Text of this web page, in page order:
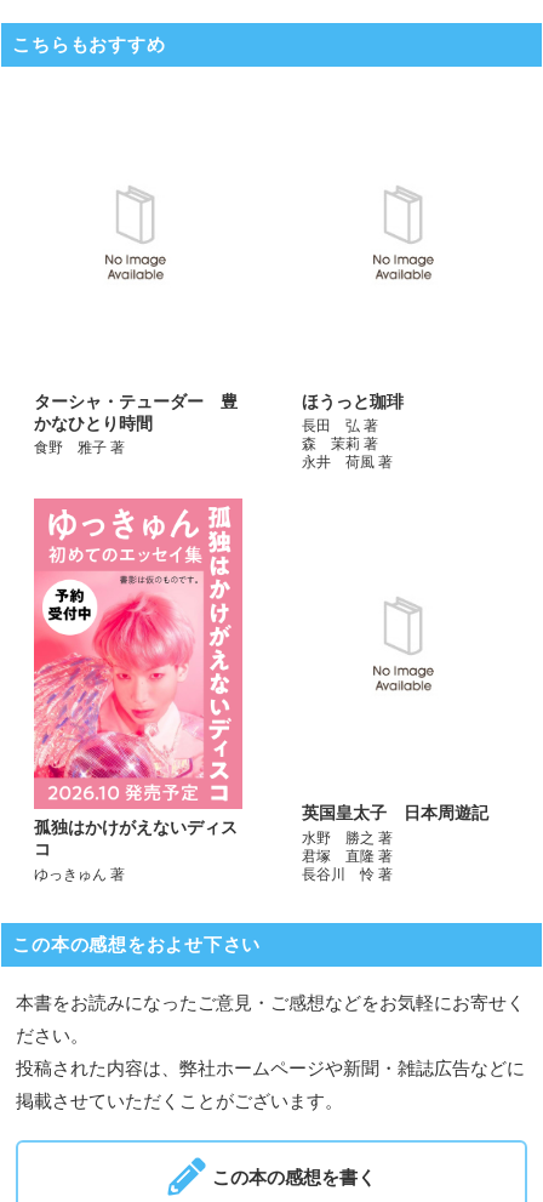
こちらもおすすめ
ターシャ・テューダー 豊
かなひとり時間
食野 雅子 著
ほうっと珈琲
長田 弘 著
森 茉莉 著
永井 荷風 著
孤独はかけがえないディス
コ
ゆっきゅん 著
英国皇太子 日本周遊記
水野 勝之 著
君塚 直隆 著
長谷川 怜 著
この本の感想をおよせ下さい
本書をお読みになったご意見・ご感想などをお気軽にお寄せく
ださい。
投稿された内容は、弊社ホームページや新聞・雑誌広告などに
掲載させていただくことがございます。
この本の感想を書く